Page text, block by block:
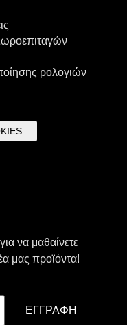
ρολογιών
να μαθαίνετε
μας προϊόντα!
ΕΓΓΡΑΦΉ